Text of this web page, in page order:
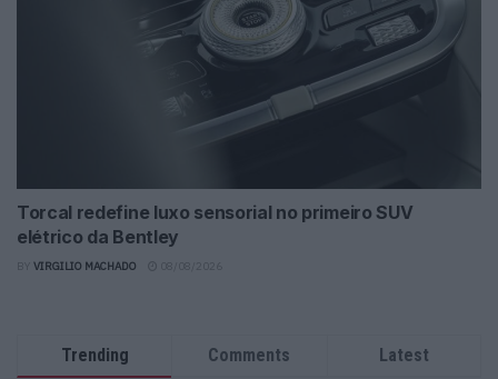
Torcal redefine luxo sensorial no primeiro SUV
elétrico da Bentley
VIRGILIO MACHADO
Trending Comments Latest